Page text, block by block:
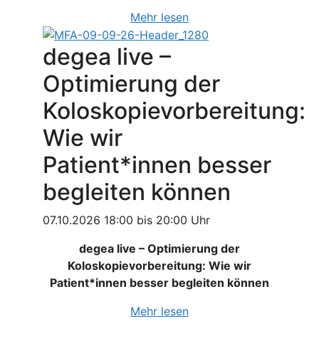
Mehr lesen
degea live –
Optimierung der
Koloskopievorbereitung:
Wie wir
Patient*innen besser
begleiten können
07.10.2026 18:00 bis 20:00 Uhr
degea live – Optimierung der
Koloskopievorbereitung: Wie wir
Patient*innen besser begleiten können
Mehr lesen